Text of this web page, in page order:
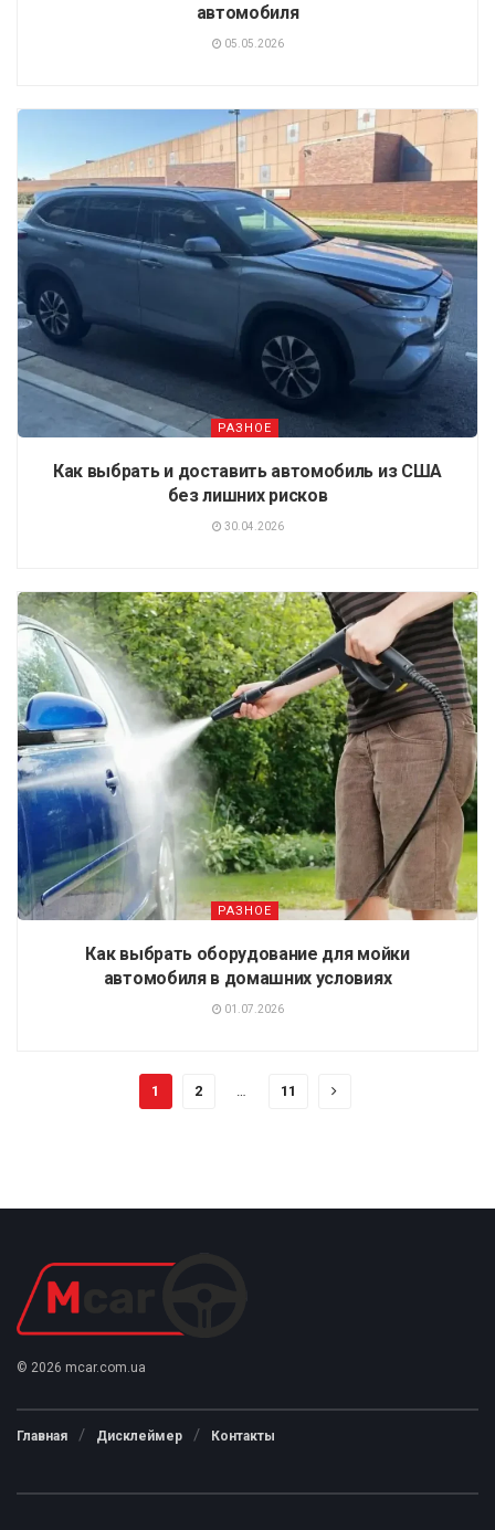
автомобиля
05.05.2026
РАЗНОЕ
Как выбрать и доставить автомобиль из США
без лишних рисков
30.04.2026
РАЗНОЕ
Как выбрать оборудование для мойки
автомобиля в домашних условиях
01.07.2026
1 2 … 11
© 2026 mcar.com.ua
Главная Дисклеймер Контакты